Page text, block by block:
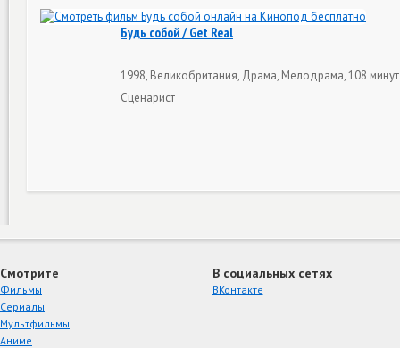
Будь собой / Get Real
1998, Великобритания, Драма, Мелодрама, 108 минут
Сценарист
Смотрите
Фильмы
Сериалы
Мультфильмы
Аниме
В социальных сетях
ВКонтакте